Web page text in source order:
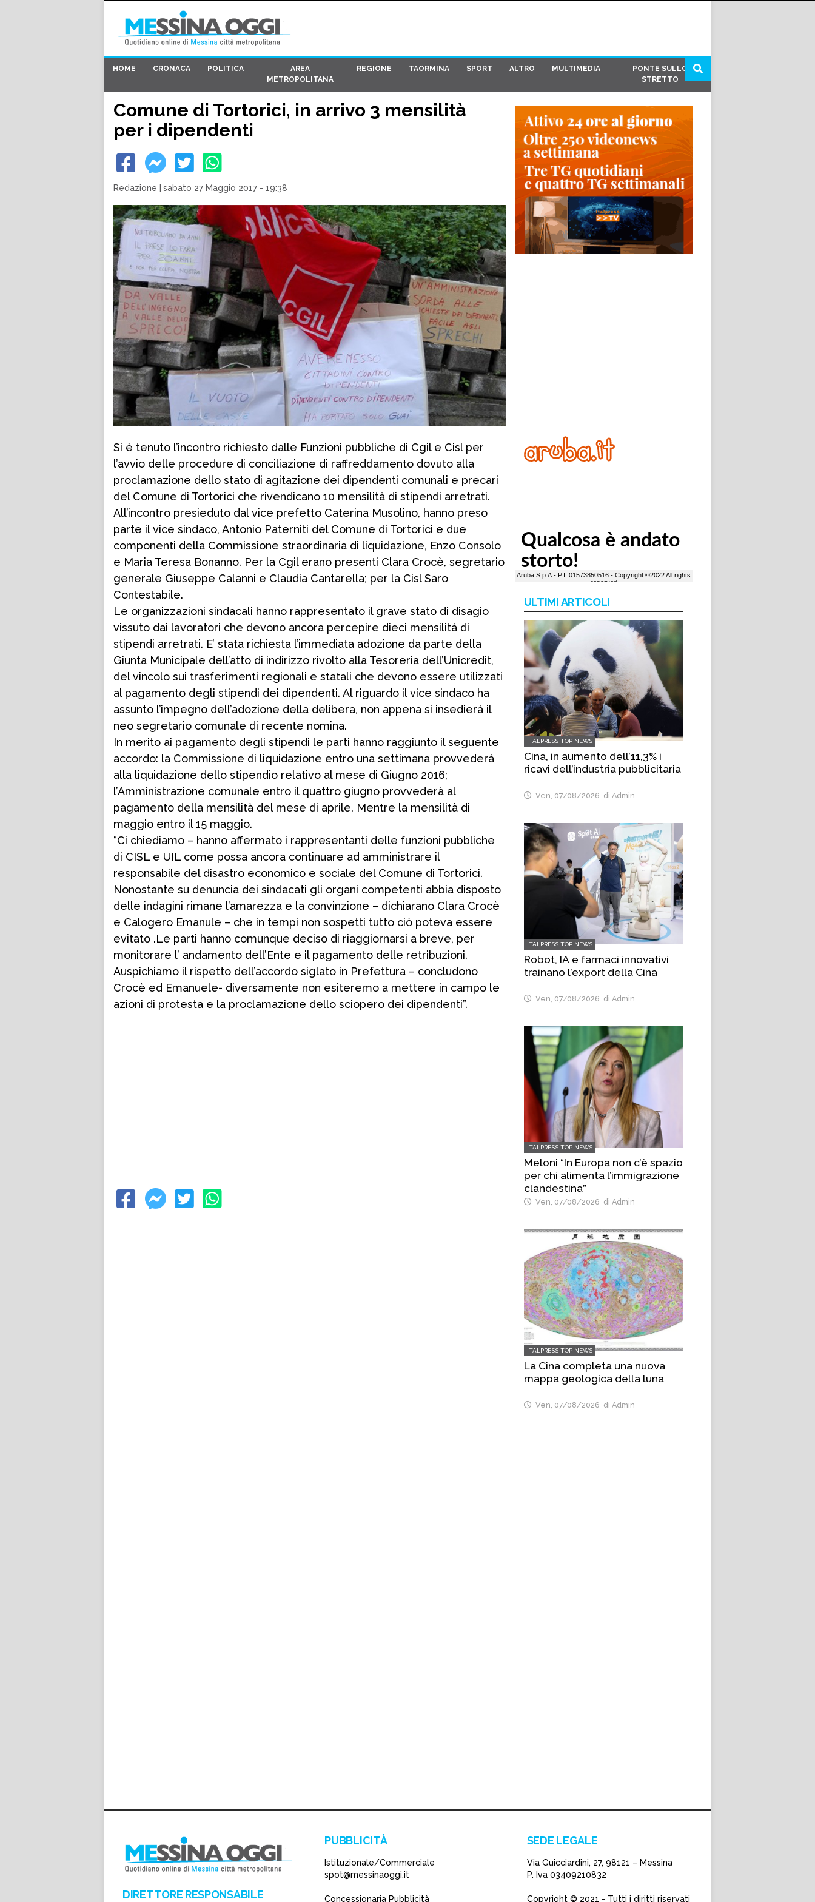
HOME CRONACA POLITICA
AREA
METROPOLITANA
REGIONE TAORMINA SPORT ALTRO MULTIMEDIA
PONTE SULLO
STRETTO
Comune di Tortorici, in arrivo 3 mensilità
per i dipendenti
Redazione sabato 27 Maggio 2017 - 19:38
Si è tenuto l’incontro richiesto dalle Funzioni pubbliche di Cgil e Cisl per
l’avvio delle procedure di conciliazione di raffreddamento dovuto alla
proclamazione dello stato di agitazione dei dipendenti comunali e precari
del Comune di Tortorici che rivendicano 10 mensilità di stipendi arretrati.
All’incontro presieduto dal vice prefetto Caterina Musolino, hanno preso
parte il vice sindaco, Antonio Paterniti del Comune di Tortorici e due
componenti della Commissione straordinaria di liquidazione, Enzo Consolo
e Maria Teresa Bonanno. Per la Cgil erano presenti Clara Crocè, segretario
generale Giuseppe Calanni e Claudia Cantarella; per la Cisl Saro
Contestabile.
Le organizzazioni sindacali hanno rappresentato il grave stato di disagio
vissuto dai lavoratori che devono ancora percepire dieci mensilità di
stipendi arretrati. E’ stata richiesta l’immediata adozione da parte della
Giunta Municipale dell’atto di indirizzo rivolto alla Tesoreria dell’Unicredit,
del vincolo sui trasferimenti regionali e statali che devono essere utilizzati
al pagamento degli stipendi dei dipendenti. Al riguardo il vice sindaco ha
assunto l’impegno dell’adozione della delibera, non appena si insedierà il
neo segretario comunale di recente nomina.
In merito ai pagamento degli stipendi le parti hanno raggiunto il seguente
accordo: la Commissione di liquidazione entro una settimana provvederà
alla liquidazione dello stipendio relativo al mese di Giugno 2016;
l’Amministrazione comunale entro il quattro giugno provvederà al
pagamento della mensilità del mese di aprile. Mentre la mensilità di
maggio entro il 15 maggio.
“Ci chiediamo – hanno affermato i rappresentanti delle funzioni pubbliche
di CISL e UIL come possa ancora continuare ad amministrare il
responsabile del disastro economico e sociale del Comune di Tortorici.
Nonostante su denuncia dei sindacati gli organi competenti abbia disposto
delle indagini rimane l’amarezza e la convinzione – dichiarano Clara Crocè
e Calogero Emanule – che in tempi non sospetti tutto ciò poteva essere
evitato .Le parti hanno comunque deciso di riaggiornarsi a breve, per
monitorare l’ andamento dell’Ente e il pagamento delle retribuzioni.
Auspichiamo il rispetto dell’accordo siglato in Prefettura – concludono
Crocè ed Emanuele- diversamente non esiteremo a mettere in campo le
azioni di protesta e la proclamazione dello sciopero dei dipendenti”.
ULTIMI ARTICOLI
ITALPRESS TOP NEWS
Cina, in aumento dell’11,3% i
ricavi dell’industria pubblicitaria
Ven, 07/08/2026 di Admin
ITALPRESS TOP NEWS
Robot, IA e farmaci innovativi
trainano l’export della Cina
Ven, 07/08/2026 di Admin
ITALPRESS TOP NEWS
Meloni “In Europa non c’è spazio
per chi alimenta l’immigrazione
clandestina”
Ven, 07/08/2026 di Admin
ITALPRESS TOP NEWS
La Cina completa una nuova
mappa geologica della luna
Ven, 07/08/2026 di Admin
DIRETTORE RESPONSABILE
PUBBLICITÀ
Istituzionale/Commerciale
spot@messinaoggi.it
Concessionaria Pubblicità
SEDE LEGALE
Via Guicciardini, 27, 98121 – Messina
P. Iva 03409210832
Copyright © 2021 - Tutti i diritti riservati